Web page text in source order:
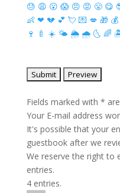
😓 😩 😮 😱 😠 😡 😤 😋
👶 ❤ 💔 💕 💘 💌 💋 🎁 💰
🍷 🍼 ☀️ 🌤 🌦 🌧 🌜 🌈
Fields marked with *
Your E-mail address
It's possible that your
guestbook after we
We reserve the right to
entries.
4 entries.